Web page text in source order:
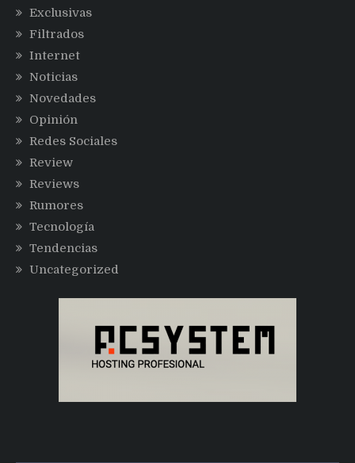
Exclusivas
Filtrados
Internet
Noticias
Novedades
Opinión
Redes Sociales
Review
Reviews
Rumores
Tecnología
Tendencias
Uncategorized